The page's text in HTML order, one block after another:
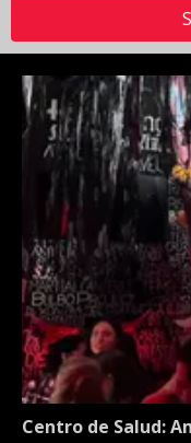
Centro de Salud: